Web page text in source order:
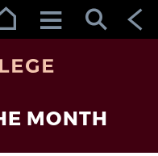
MONTH